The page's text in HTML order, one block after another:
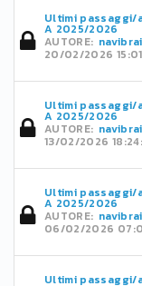
Ultimi passaggi/
A 2025/2026
AUTORE:
20/02/2026
Ultimi passaggi/
A 2025/2026
AUTORE:
13/02/2026
Ultimi passaggi/
A 2025/2026
AUTORE:
06/02/2026
Ultimi passaggi/